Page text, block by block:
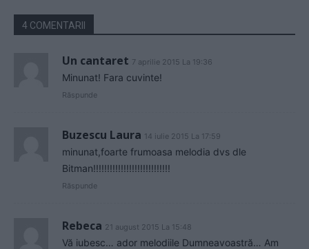
4 COMENTARII
Un cantaret 7 aprilie 2015 La 19:36
Minunat! Fara cuvinte!
Răspunde
Buzescu Laura 14 iulie 2015 La 17:59
minunat,foarte frumoasa melodia dvs dle
Bitman!!!!!!!!!!!!!!!!!!!!!!!!!!!!
Răspunde
Rebeca 21 august 2015 La 15:48
Vă iubesc… ador melodiile Dumneavoastră… Am